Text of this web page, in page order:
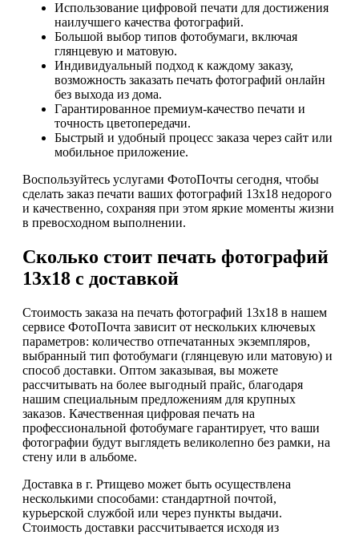
Использование цифровой печати для достижения
наилучшего качества фотографий.
Большой выбор типов фотобумаги, включая
глянцевую и матовую.
Индивидуальный подход к каждому заказу,
возможность заказать печать фотографий онлайн
без выхода из дома.
Гарантированное премиум-качество печати и
точность цветопередачи.
Быстрый и удобный процесс заказа через сайт или
мобильное приложение.
Воспользуйтесь услугами ФотоПочты сегодня, чтобы
сделать заказ печати ваших фотографий 13х18 недорого
и качественно, сохраняя при этом яркие моменты жизни
в превосходном выполнении.
Сколько стоит печать фотографий
13х18 с доставкой
Стоимость заказа на печать фотографий 13х18 в нашем
сервисе ФотоПочта зависит от нескольких ключевых
параметров: количество отпечатанных экземпляров,
выбранный тип фотобумаги (глянцевую или матовую) и
способ доставки. Оптом заказывая, вы можете
рассчитывать на более выгодный прайс, благодаря
нашим специальным предложениям для крупных
заказов. Качественная цифровая печать на
профессиональной фотобумаге гарантирует, что ваши
фотографии будут выглядеть великолепно без рамки, на
стену или в альбоме.
Доставка в г. Ртищево может быть осуществлена
несколькими способами: стандартной почтой,
курьерской службой или через пункты выдачи.
Стоимость доставки рассчитывается исходя из